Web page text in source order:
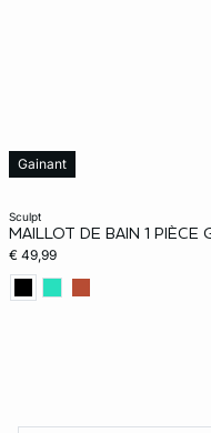
sculpt
MAILLOT DE BAIN 1 PIÈCE
€ 49,99
Gainant